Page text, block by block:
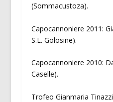
(Sommacustoza).
Capocannoniere 2011:
S.L. Golosine).
Capocannoniere 2010:
Caselle).
Trofeo Gianmaria